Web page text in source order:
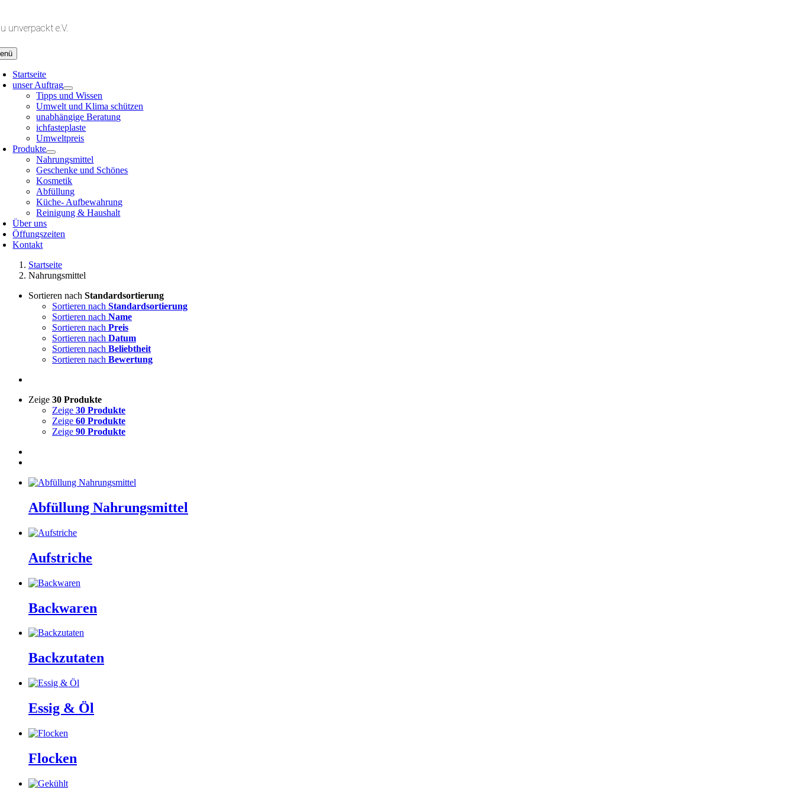
springen
unverpackt e.V.
Startseite
unser Auftrag
Tipps und Wissen
Umwelt und Klima schützen
unabhängige Beratung
ichfasteplaste
Umweltpreis
Produkte
Nahrungsmittel
Geschenke und Schönes
Kosmetik
Abfüllung
Küche- Aufbewahrung
Reinigung & Haushalt
Über uns
Öffungszeiten
Kontakt
Startseite
Nahrungsmittel
Sortieren nach Standardsortierung
Sortieren nach Standardsortierung
Sortieren nach Name
Sortieren nach Preis
Sortieren nach Datum
Sortieren nach Beliebtheit
Sortieren nach Bewertung
Zeige 30 Produkte
Zeige 30 Produkte
Zeige 60 Produkte
Zeige 90 Produkte
Abfüllung Nahrungsmittel
Aufstriche
Backwaren
Backzutaten
Essig & Öl
Flocken